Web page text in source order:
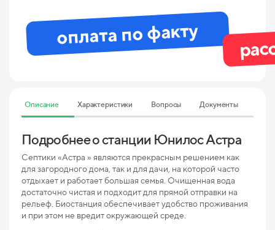
оплата по факту
Описание Характеристики Вопросы Документы
Подробнее о станции Юнилос Астра
Септики «Астра » являются прекрасным решением как
для загородного дома, так и для дачи, на которой часто
отдыхает и работает большая семья. Очищенная вода
достаточно чистая и подходит для прямой отправки на
рельеф. Биостанция обеспечивает удобство проживания
и при этом не вредит окружающей среде.